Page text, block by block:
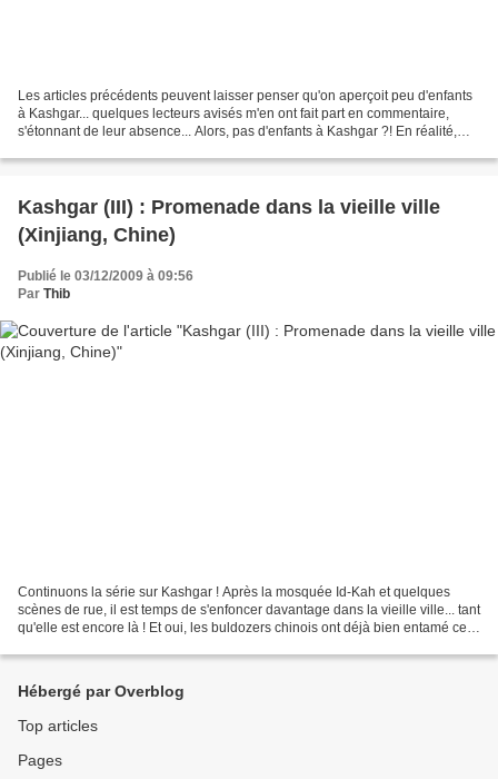
Les articles précédents peuvent laisser penser qu'on aperçoit peu d'enfants
à Kashgar... quelques lecteurs avisés m'en ont fait part en commentaire,
s'étonnant de leur absence... Alors, pas d'enfants à Kashgar ?! En réalité,
Kashgar (III) : Promenade dans la vieille ville
(Xinjiang, Chine)
Publié le 03/12/2009 à 09:56
Par Thib
Continuons la série sur Kashgar ! Après la mosquée Id-Kah et quelques
scènes de rue, il est temps de s'enfoncer davantage dans la vieille ville... tant
qu'elle est encore là ! Et oui, les buldozers chinois ont déjà bien entamé ce
Hébergé par Overblog
Top articles
Pages